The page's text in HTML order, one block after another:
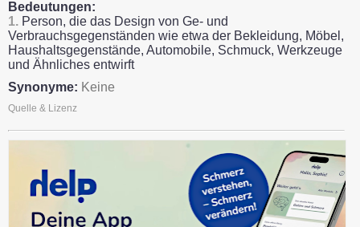
Bedeutungen:
1. Person, die das Design von Ge- und
Verbrauchsgegenständen wie etwa der Bekleidung, Möbel,
Haushaltsgegenstände, Automobile, Schmuck, Werkzeuge
und Ähnliches entwirft
Synonyme: Keine
Quelle & Lizenz